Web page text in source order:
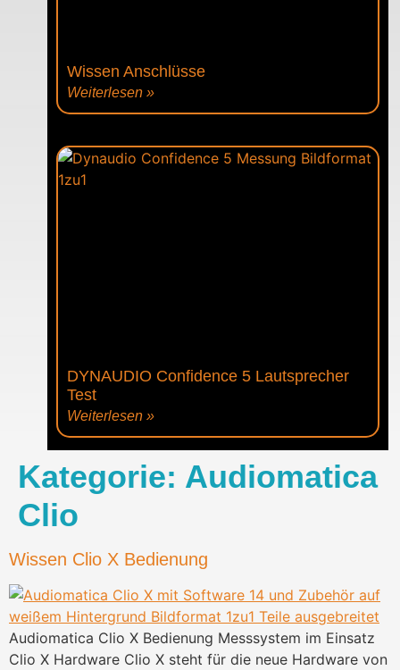
Wissen Anschlüsse
Weiterlesen »
DYNAUDIO Confidence 5 Lautsprecher
Test
Weiterlesen »
Kategorie: Audiomatica
Clio
Wissen Clio X Bedienung
Audiomatica Clio X Bedienung Messsystem im Einsatz
Clio X Hardware Clio X steht für die neue Hardware von